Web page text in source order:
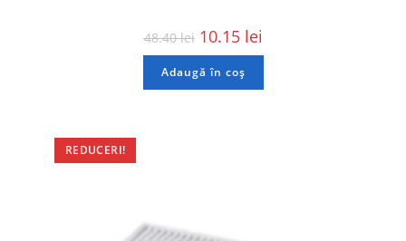
48.40lei 10.15 lei
Adaugă în coș
REDUCERI!